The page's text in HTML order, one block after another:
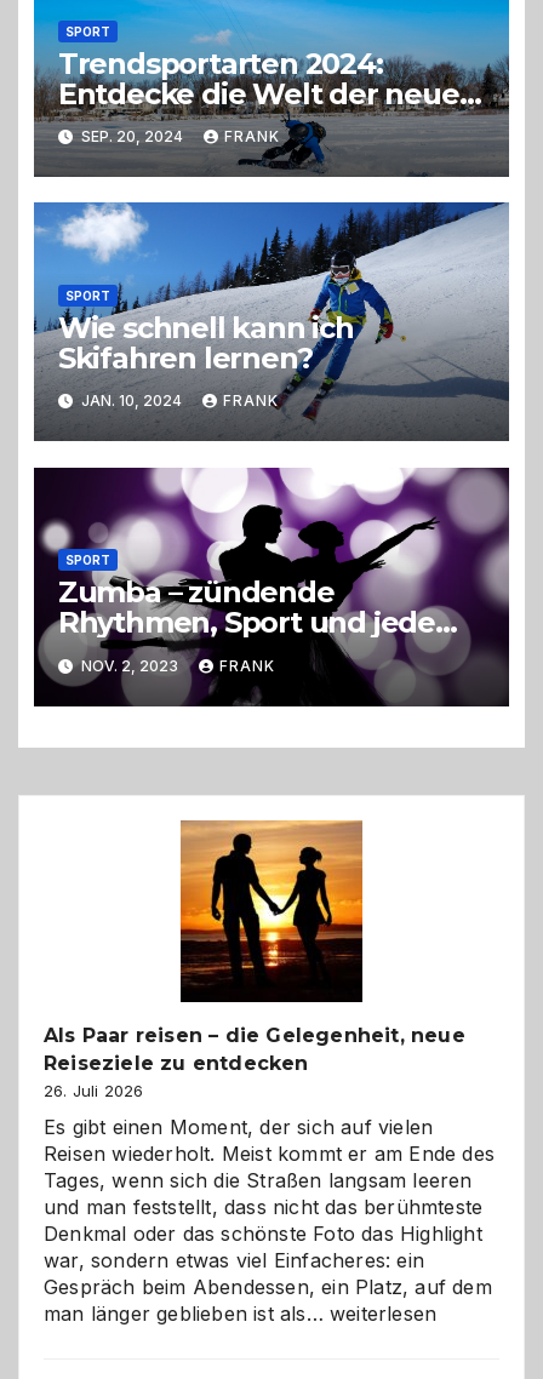
SPORT
Trendsportarten 2024:
Entdecke die Welt der neuen
Funsport-Highlights
SEP. 20, 2024 FRANK
SPORT
Wie schnell kann ich
Skifahren lernen?
JAN. 10, 2024 FRANK
SPORT
Zumba – zündende
Rhythmen, Sport und jede
Menge Spaß
NOV. 2, 2023 FRANK
Als Paar reisen – die Gelegenheit, neue
Reiseziele zu entdecken
26. Juli 2026
Es gibt einen Moment, der sich auf vielen
Reisen wiederholt. Meist kommt er am Ende des
Tages, wenn sich die Straßen langsam leeren
und man feststellt, dass nicht das berühmteste
Denkmal oder das schönste Foto das Highlight
war, sondern etwas viel Einfacheres: ein
Gespräch beim Abendessen, ein Platz, auf dem
man länger geblieben ist als… Als
weiterlesen